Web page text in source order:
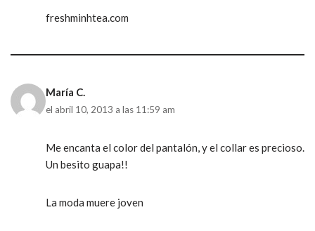
freshminhtea.com
María C.
el abril 10, 2013 a las 11:59 am
Me encanta el color del pantalón, y el collar es precioso.
Un besito guapa!!
La moda muere joven